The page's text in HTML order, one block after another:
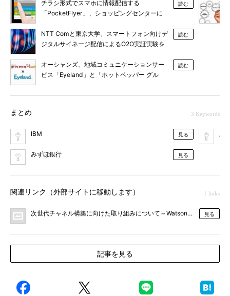
チラシ形式でスマホに情報配信する
「PocketFlyer」、ショッピングセンターに
読む
NTT Comと東京大学、スマートフォン向けデ
ジタルサイネージ配信によるO2O実証実験を
読む
オーシャンズ、地域コミュニケーションサー
ビス「Eyeland」と「ホットペッパー グル
ョンによるO2O強化を実現
読む
まとめ 3 Keywords
IBM 見る
みずほ銀行 見る
顧
関連リンク（外部サイトに移動します） 1 links
次世代チャネル構築に向けた取り組みについて～Watsonテクノロジー
見る
記事を見る